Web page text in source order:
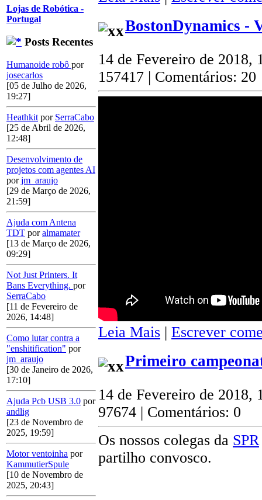
Lojas de Robótica -
Portugal
Posts Recentes
Humanoide robô por
josecarlos
[05 de Julho de 2026,
19:27]
Heathkit por SerraCabo
[25 de Abril de 2026,
12:48]
Desenvolvimento de
projetos com agentes AI
porjm_araujo
[29 de Março de 2026,
21:59]
Ajuda com Antena
TDT poralmamater
[13 de Março de 2026,
09:29]
Not Just Printers. It
Bans Everything. por
SerraCabo
[11 de Fevereiro de
2026, 14:48]
Como lutar contra a
"enshitification" por
jm_araujo
[30 de Janeiro de 2026,
17:10]
Ajuda Pcb USB 3.0 por
andlig
[23 de Novembro de
2025, 19:59]
Motor ventoinha por
KammutierSpule
[10 de Novembro de
2025, 20:43]
BostonDynamics -
14 de Fevereiro de 2018,
157417 | Comentários: 20
Leia Mais | Escrever
Primeiro
14 de Fevereiro de 2018,
97674 | Comentários: 0
Os nossos colegas da SPR
partilho convosco.